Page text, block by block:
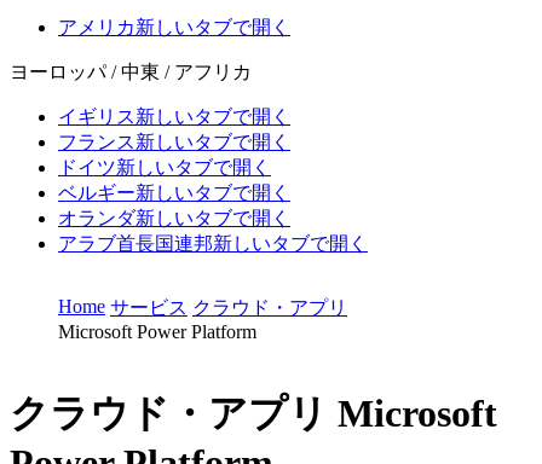
アメリカ新しいタブで開く
ヨーロッパ / 中東 / アフリカ
イギリス新しいタブで開く
フランス新しいタブで開く
ドイツ新しいタブで開く
ベルギー新しいタブで開く
オランダ新しいタブで開く
アラブ首長国連邦新しいタブで開く
Home サービス クラウド・アプリ
Microsoft Power Platform
クラウド・アプリ Microsoft